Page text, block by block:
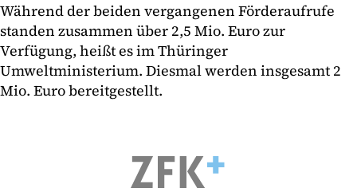
Während der beiden vergangenen Förderaufrufe
standen zusammen über 2,5 Mio. Euro zur
Verfügung, heißt es im Thüringer
Umweltministerium. Diesmal werden insgesamt 2
Mio. Euro bereitgestellt.